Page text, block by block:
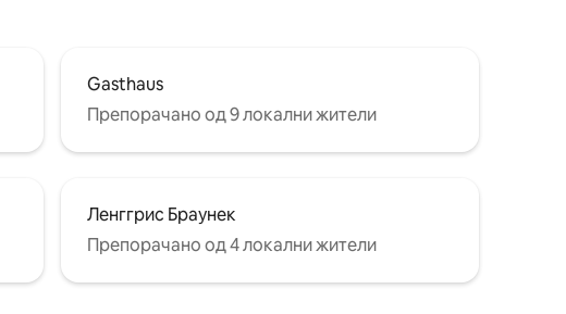
Gasthaus
Препорачано од 9 локални жители
Ленггрис Браунек
Препорачано од 4 локални жители